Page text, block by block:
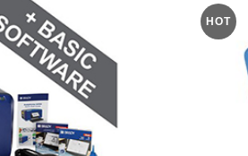
HOT